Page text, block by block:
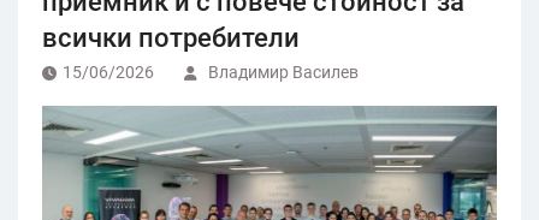
всички потребители
15/06/2026 Владимир Василев